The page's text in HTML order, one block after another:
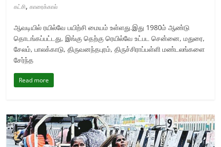
கட்சி,காரைக்கால்
ஆவடியில் ரயில்வே பயிற்சி மையம் உள்ளது.இது 1980ம் ஆண்டு
தொடங்கப்பட்டது, இங்கு தெற்கு ரெயில்வே உட்பட சென்னை, மதுரை,
சேலம், பாலக்காடு, திருவனந்தபுரம், திருச்சிராப்பள்ளி மண்டலங்களை
சேர்ந்த
Read more